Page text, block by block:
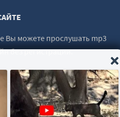
Вы можете прослушать mp3
без регистрации.
online.com Все права защищены.